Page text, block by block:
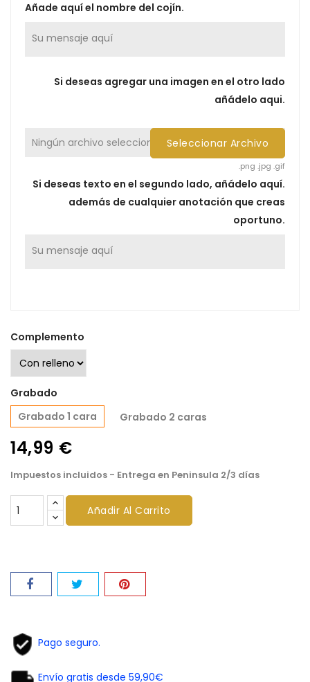
Añade aquí el nombre del cojín.
Si deseas agregar una imagen en el otro lado
añádelo aqui.
Ningún archivo seleccionadoSeleccionar Archivo
.png .jpg .gif
Si deseas texto en el segundo lado, añádelo aquí.
además de cualquier anotación que creas
oportuno.
Complemento
Grabado
Grabado 1 cara
Grabado 2 caras
14,99 €
Impuestos incluidos - Entrega en Peninsula 2/3 días
Añadir Al Carrito
Pago seguro.
Envío gratis desde 59,90€